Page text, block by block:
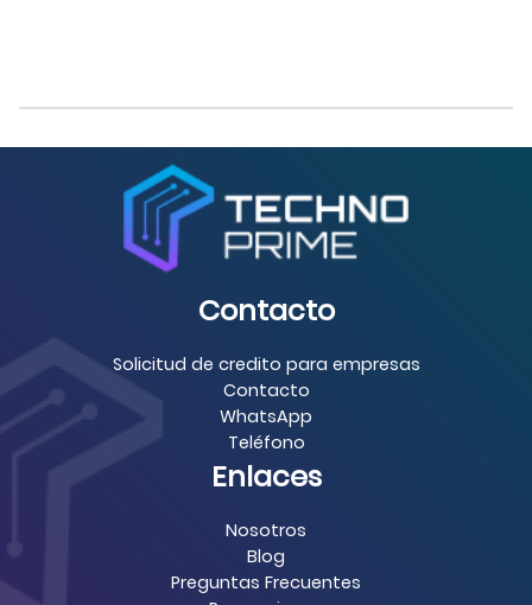
Contacto
Solicitud de credito para empresas
Contacto
WhatsApp
Teléfono
Enlaces
Nosotros
Blog
Preguntas Frecuentes